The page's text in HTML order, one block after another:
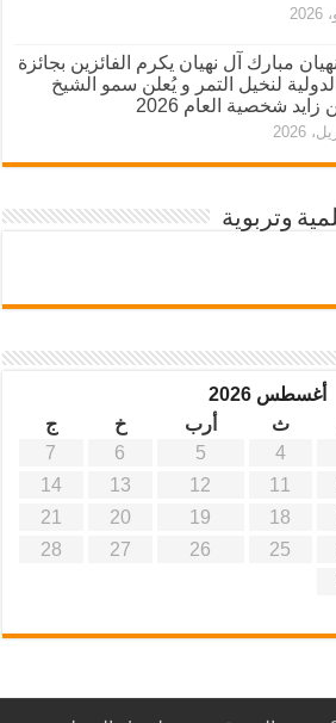
مبارك آل نهيان يكرم الفائزين بجائزة
لنخيل التمر و يُعلن سمو الشيخ
زايد شخصية العام 2026
وتربوية
أغسطس 2026
ث أرب خ
ج
4
5
6
7
11
12
13
14
18
19
20
21
25
26
27
28